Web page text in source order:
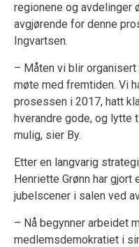
regionene og avdelinger
avgjørende for denne
Ingvartsen.
– Måten vi blir
møte med fremtiden. Vi
prosessen i 2017, hatt
hverandre gode, og lytte
mulig, sier By.
Etter en langvarig
Henriette Grønn har
jubelscener i salen ved
– Nå begynner arbeidet
medlemsdemokratiet i